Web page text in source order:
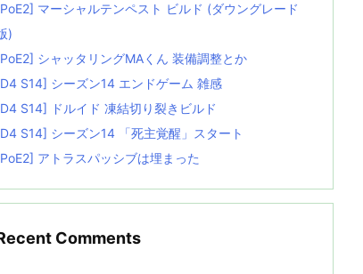
マーシャルテンペスト ビルド (ダウングレード
)
シャッタリングMAくん 装備調整とか
S14] シーズン14 エンドゲーム 雑感
S14] ドルイド 凍結切り裂きビルド
S14] シーズン14 「死主覚醒」スタート
アトラスパッシブは埋まった
Comments